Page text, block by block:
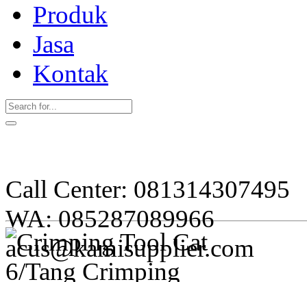
Produk
Jasa
Kontak
Call Center: 081314307495
WA: 085287089966
acus@kamisupplier.com